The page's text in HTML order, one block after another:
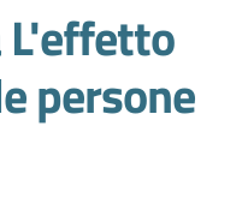
L'effetto
persone